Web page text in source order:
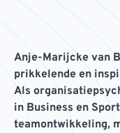
Anje-Marijcke van
prikkelende en
Als
in Business en
teamontwikkeling,